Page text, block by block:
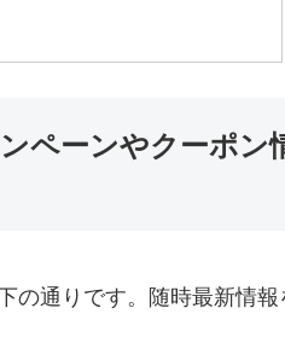
ペーンやクーポン
の通りです。随時最新情報